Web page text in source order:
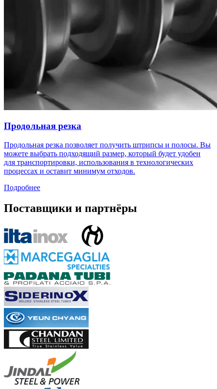
Продольная резка
Продольная резка позволяет получить штрипсы и полосы. Вы
можете выбрать подходящий размер, который будет удобен
для транспортировки, использования в технологических
процессах и оставит минимум отходов.
Подробнее
Поставщики и партнёры